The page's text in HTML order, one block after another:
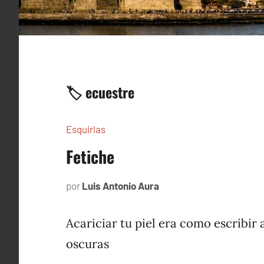
🏷️ ecuestre
Esquirlas
Fetiche
por Luis Antonio Aura
2024
Acariciar tu piel era como escribir
oscuras